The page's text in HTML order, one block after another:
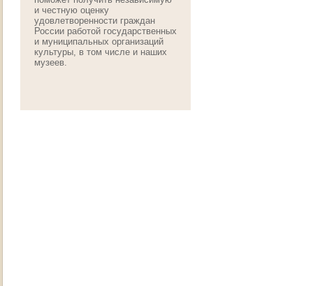
и честную оценку
удовлетворенности граждан
России работой государственных
и муниципальных организаций
культуры, в том числе и наших
музеев.